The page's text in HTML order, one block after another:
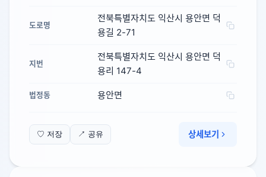
도로명
전북특별자치도 익산시 용안면 덕
용길 2-71
지번
전북특별자치도 익산시 용안면 덕
용리 147-4
법정동 용안면
♡ 저장 ↗ 공유 상세보기